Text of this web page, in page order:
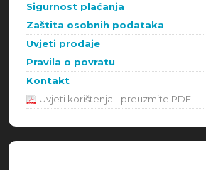
Sigurnost plaćanja
Zaštita osobnih podataka
Uvjeti prodaje
Pravila o povratu
Kontakt
Uvjeti korištenja - preuzmite PDF